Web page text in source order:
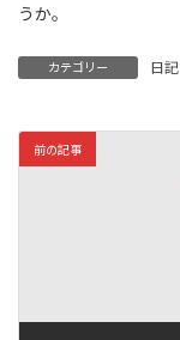
うか。
カテゴリー 日記
前の記事